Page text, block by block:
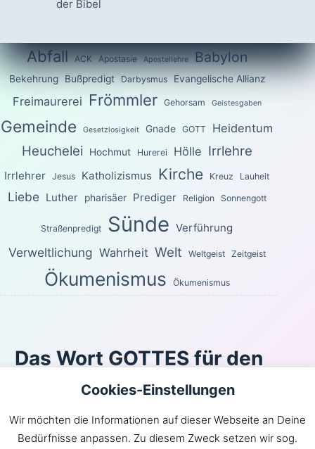
der Bibel
Abfall ACK Apostasie Apostellehre Babylon
Bekehrung Bußpredigt Darbysmus Evangelische Allianz
Freimaurerei Frömmler Gehorsam Geistesgaben
Gemeinde Gesetzlosigkeit Gnade GOTT Heidentum
Heuchelei Hochmut Hurerei Hölle Irrlehre
Irrlehrer Jesus Katholizismus Kirche Kreuz Lauheit
Liebe Luther pharisäer Prediger Religion Sonnengott
Straßenpredigt Sünde Verführung
Verweltlichung Wahrheit Welt Weltgeist Zeitgeist
Ökumenismus Ökumenismus
Das Wort GOTTES für den
heutigen Tag
Sondern wie der, welcher euch berufen hat, heilig ist,
seid auch ihr im ganzen Wandel heilig! Denn es steht
Cookies-Einstellungen
Wir möchten die Informationen auf dieser Webseite an Deine
Bedürfnisse anpassen. Zu diesem Zweck setzen wir sog.